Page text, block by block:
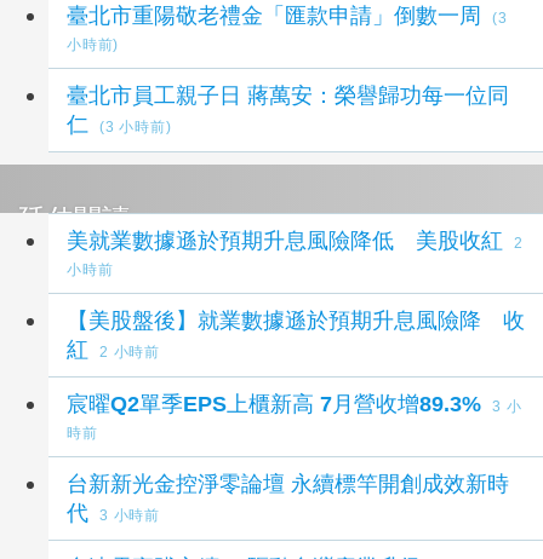
臺北市重陽敬老禮金「匯款申請」倒數一周
(3
小時前)
臺北市員工親子日 蔣萬安：榮譽歸功每一位同
仁
(3 小時前)
延伸閱讀
美就業數據遜於預期升息風險降低 美股收紅
2
小時前
【美股盤後】就業數據遜於預期升息風險降 收
紅
2 小時前
宸曜Q2單季EPS上櫃新高 7月營收增89.3%
3 小
時前
台新新光金控淨零論壇 永續標竿開創成效新時
代
3 小時前